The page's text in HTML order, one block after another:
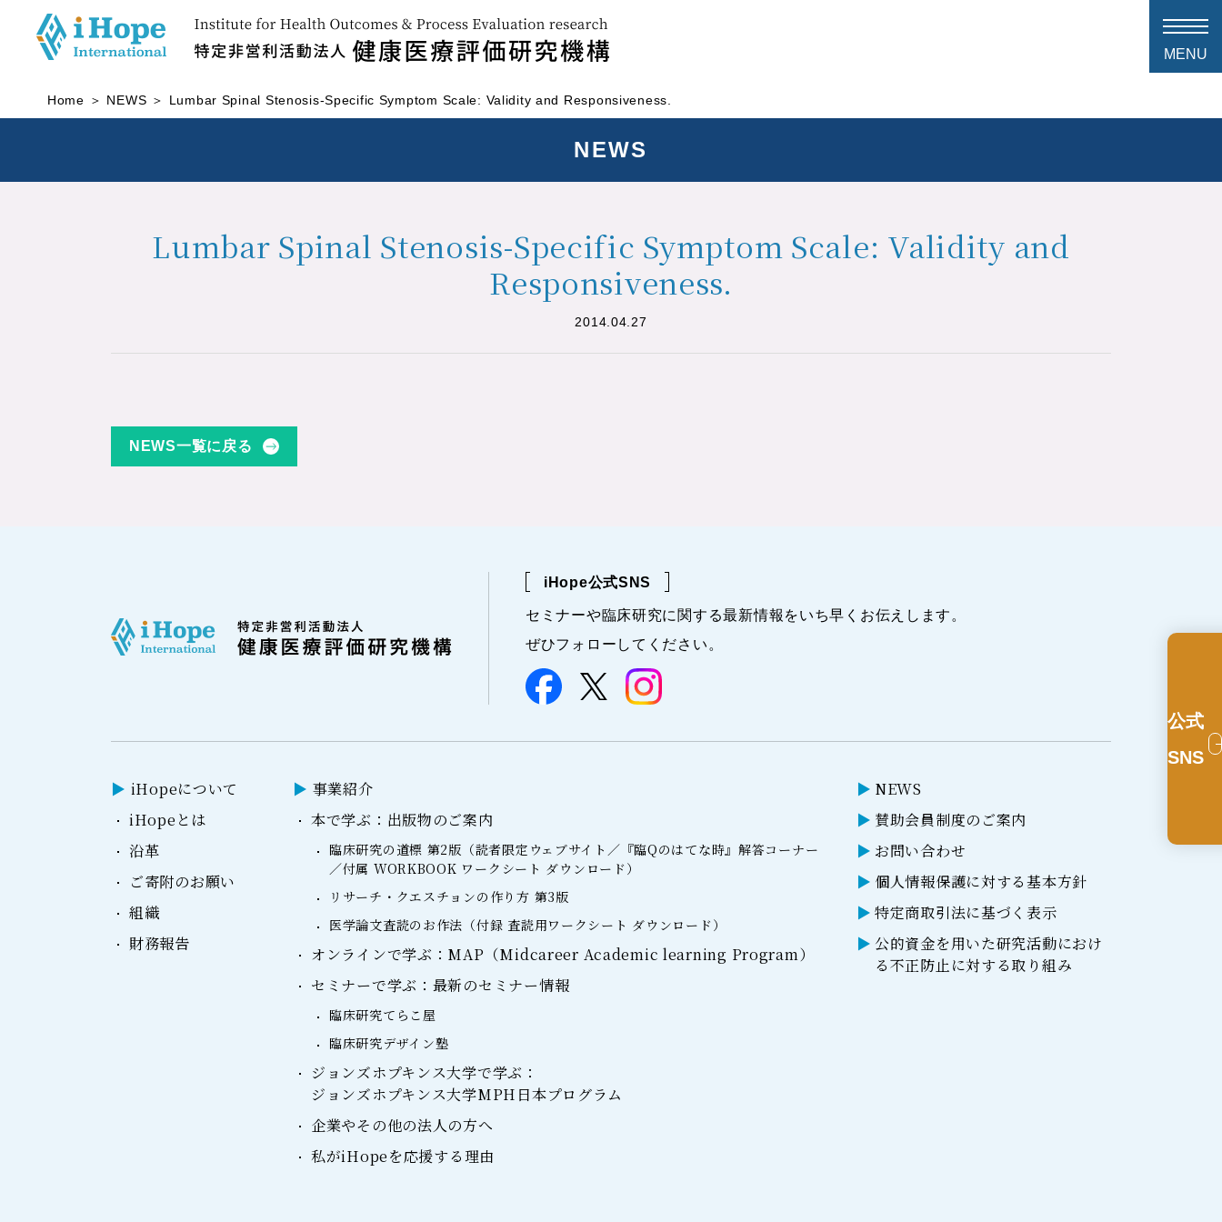
Home NEWS Lumbar Spinal Stenosis-Specific Symptom Scale: Validity and Responsiveness.
NEWS
Lumbar Spinal Stenosis-Specific Symptom Scale: Validity and
Responsiveness.
2014.04.27
NEWS一覧に戻る
iHope公式SNS
セミナーや臨床研究に関する最新情報をいち早くお伝えします。
ぜひフォローしてください。
iHopeについて
iHopeとは
沿革
ご寄附のお願い
組織
財務報告
事業紹介
本で学ぶ：出版物のご案内
臨床研究の道標 第2版（読者限定ウェブサイト／『臨Qのはてな時』解答コーナー
／付属 WORKBOOK ワークシート ダウンロード）
リサーチ・クエスチョンの作り方 第3版
医学論文査読のお作法（付録 査読用ワークシート ダウンロード）
オンラインで学ぶ：MAP（Midcareer Academic learning Program）
セミナーで学ぶ：最新のセミナー情報
臨床研究てらこ屋
臨床研究デザイン塾
ジョンズホプキンス大学で学ぶ：
ジョンズホプキンス大学MPH日本プログラム
企業やその他の法人の方へ
私がiHopeを応援する理由
NEWS
賛助会員制度のご案内
お問い合わせ
個人情報保護に対する基本方針
特定商取引法に基づく表示
公的資金を用いた研究活動におけ
る不正防止に対する取り組み
公式
SNS